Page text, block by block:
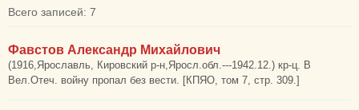
Всего записей: 7
Фавстов Александр Михайлович
(1916,Ярославль, Кировский р-н,Яросл.обл.---1942.12.) кр-ц. В
Вел.Отеч. войну пропал без вести. [КПЯО, том 7, стр. 309.]